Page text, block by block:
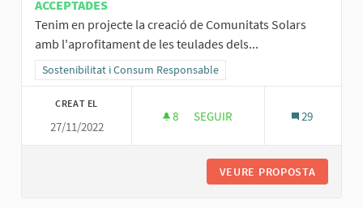
ACCEPTADES
Tenim en projecte la creació de Comunitats Solars
amb l'aprofitament de les teulades dels...
Resultats al filtrar per la categoria: Sostenibilitat i Consum
Sostenibilitat i Consum Responsable
CREAT EL
27/11/2022
8 8 SEGUIDORES
SEGUIR 29
VEURE PROPOSTA